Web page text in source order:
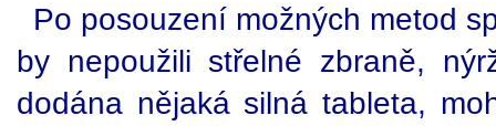
Po posouzení možných metod
by nepoužili střelné zbraně,
dodána nějaká silná tableta,